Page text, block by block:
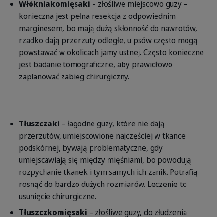
Włókniakomięsaki – złośliwe miejscowo guzy –
konieczna jest pełna resekcja z odpowiednim
marginesem, bo mają dużą skłonność do nawrotów,
rzadko dają przerzuty odległe, u psów często mogą
powstawać w okolicach jamy ustnej. Często konieczne
jest badanie tomograficzne, aby prawidłowo
zaplanować zabieg chirurgiczny.
Tłuszczaki – łagodne guzy, które nie dają
przerzutów, umiejscowione najczęściej w tkance
podskórnej, bywają problematyczne, gdy
umiejscawiają się między mięśniami, bo powodują
rozpychanie tkanek i tym samych ich zanik. Potrafią
rosnąć do bardzo dużych rozmiarów. Leczenie to
usunięcie chirurgiczne.
Tłuszczkomięsaki – złośliwe guzy, do złudzenia